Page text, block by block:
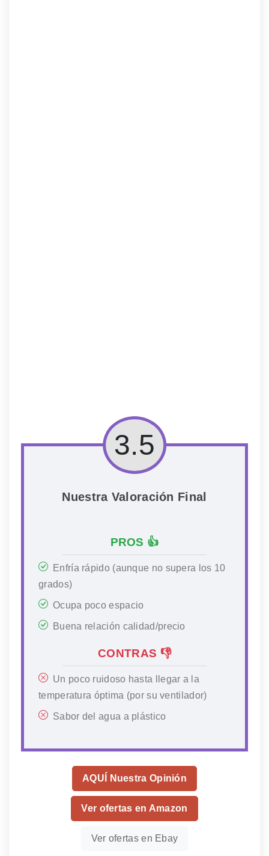
3.5
Nuestra Valoración Final
PROS 👍
Enfría rápido (aunque no supera los 10
grados)
Ocupa poco espacio
Buena relación calidad/precio
CONTRAS 👎
Un poco ruidoso hasta llegar a la
temperatura óptima (por su ventilador)
Sabor del agua a plástico
AQUÍ Nuestra Opinión
Ver ofertas en Amazon
Ver ofertas en Ebay